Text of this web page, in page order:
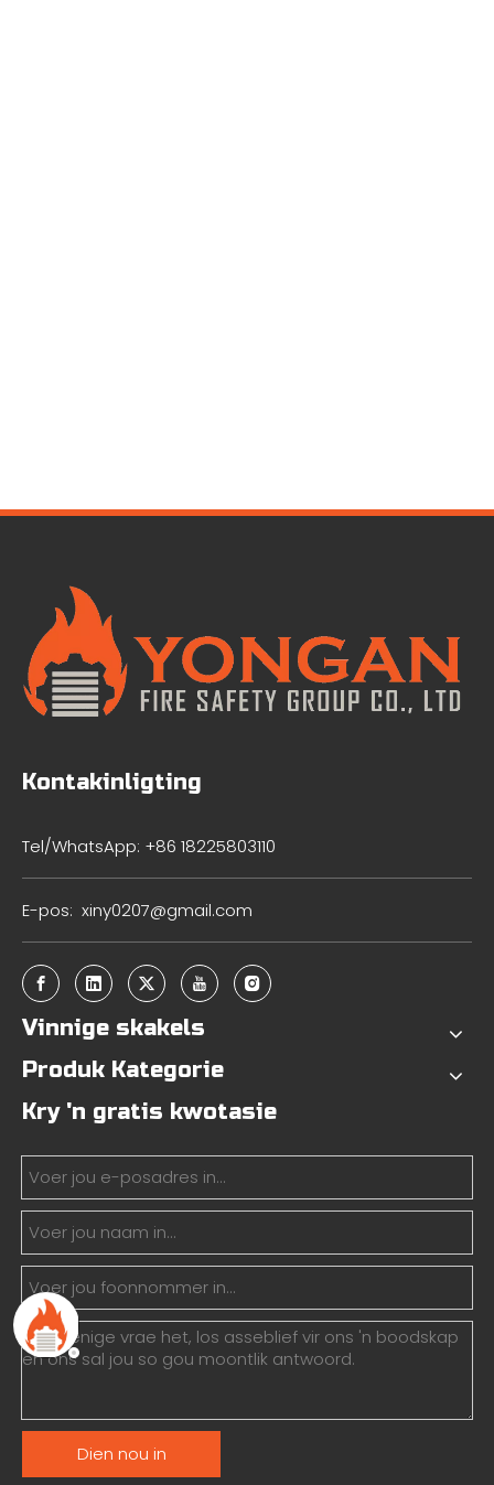
Kontakinligting
Tel/WhatsApp: +86 18225803110
E-pos: xiny0207@gmail.com
Vinnige skakels
Produk Kategorie
Kry 'n gratis kwotasie
Dien nou in